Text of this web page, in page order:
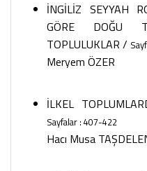
İNGİLİZ SEYYAH
GÖRE DOĞU
TOPLULUKLAR /
Meryem ÖZER
İLKEL
Sayfalar : 407-422
Hacı Musa